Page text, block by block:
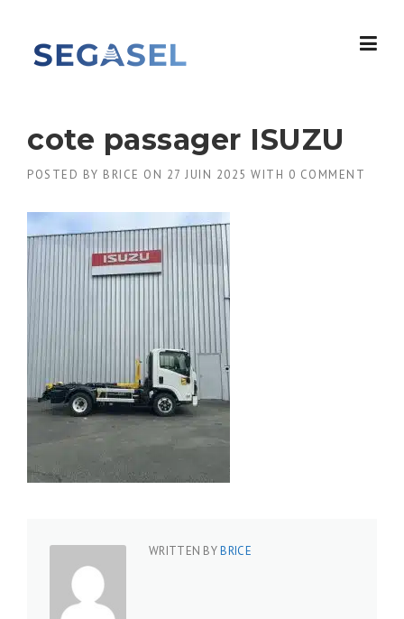
content
cote passager ISUZU
POSTED BY BRICE ON 27 JUIN 2025 WITH 0 COMMENT
WRITTEN BYBRICE